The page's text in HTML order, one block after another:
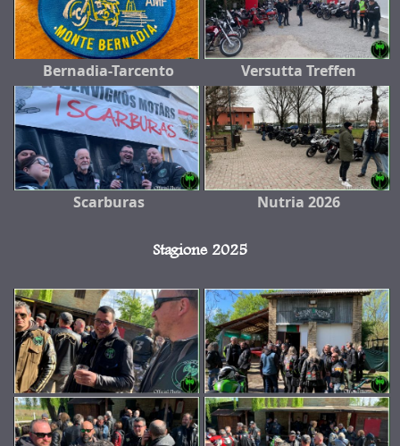
Bernadia-Tarcento Versutta Treffen
Scarburas Nutria 2026
Stagione 2025